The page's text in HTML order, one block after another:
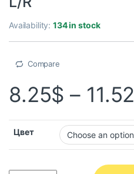
Availability:134 in stock
Compare
8.25$ – 11.52
Цвет